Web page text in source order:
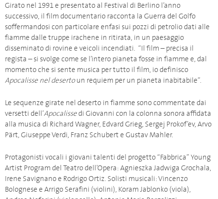
Girato nel 1991 e presentato al Festival di Berlino l’anno
successivo, il film documentario racconta la Guerra del Golfo
soffermandosi con particolare enfasi sui pozzi di petrolio dati alle
fiamme dalle truppe irachene in ritirata, in un paesaggio
disseminato di rovine e veicoli incendiati. “Il film – precisa il
regista – si svolge come se l’intero pianeta fosse in fiamme e, dal
momento che si sente musica per tutto il film, io definisco
Apocalisse nel desertoun requiem per un pianeta inabitabile”.
Le sequenze girate nel deserto in fiamme sono commentate dai
versetti dell’Apocalissedi Giovanni con la colonna sonora affidata
alla musica di Richard Wagner, Edvard Grieg, Sergej Prokof’ev, Arvo
Pärt, Giuseppe Verdi, Franz Schubert e Gustav Mahler.
Protagonisti vocali i giovani talenti del progetto “Fabbrica” Young
Artist Program del Teatro dell’Opera: Agnieszka Jadwiga Grochala,
Irene Savignano e Rodrigo Ortiz. Solisti musicali: Vincenzo
Bolognese e Arrigo Serafini (violini), Koram Jablonko (viola),